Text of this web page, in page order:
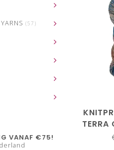
(57)
VANAF €75!
TERRA